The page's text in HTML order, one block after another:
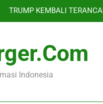
TRUMP KEMBALI
Krisis Migran
Harga Cabai Rawit
Indonesia